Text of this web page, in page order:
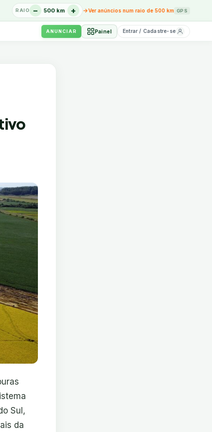
RAIO − 500 km + →Ver anúncios num raio de 500 km GPS
ANUNCIAR Painel Entrar / Cadastre-se
Sul,
da